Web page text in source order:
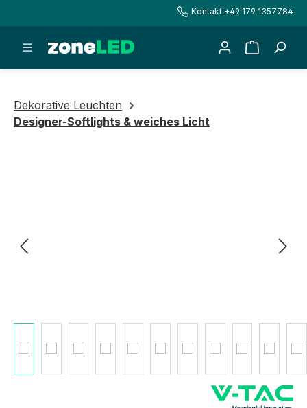
Kontakt +49 179 1357784
Dekorative Leuchten
Designer-Softlights & weiches Licht